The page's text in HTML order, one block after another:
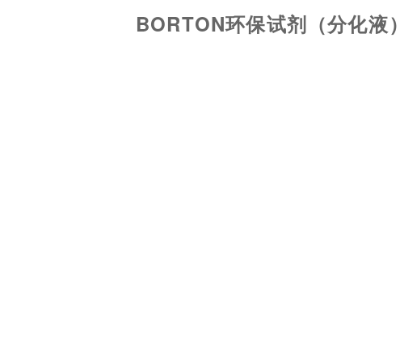
BORTON环保试剂（分化液）